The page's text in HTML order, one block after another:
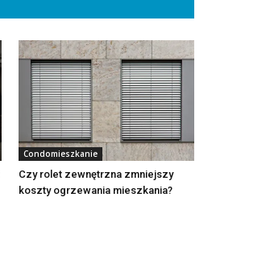
Condomieszkanie
Czy rolet zewnętrzna zmniejszy
koszty ogrzewania mieszkania?